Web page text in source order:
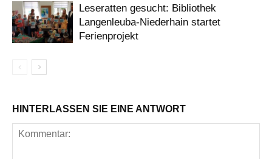
Leseratten gesucht: Bibliothek
Langenleuba-Niederhain startet
Ferienprojekt
HINTERLASSEN SIE EINE ANTWORT